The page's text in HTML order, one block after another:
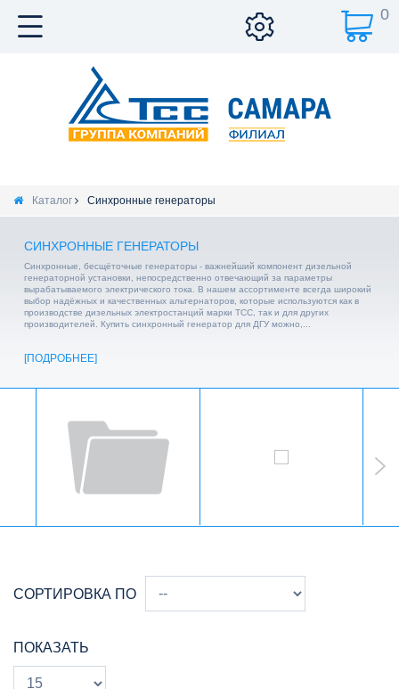
0
Каталог Синхронные генераторы
СИНХРОННЫЕ ГЕНЕРАТОРЫ
Синхронные, бесщёточные генераторы - важнейший компонент дизельной
генераторной установки, непосредственно отвечающий за параметры
вырабатываемого электрического тока. В нашем ассортименте всегда широкий
выбор надёжных и качественных альтернаторов, которые используются как в
производстве дизельных электростанций марки ТСС, так и для других
производителей. Купить синхронный генератор для ДГУ можно,...
ПОДРОБНЕЕ
СОРТИРОВКА ПО
ПОКАЗАТЬ